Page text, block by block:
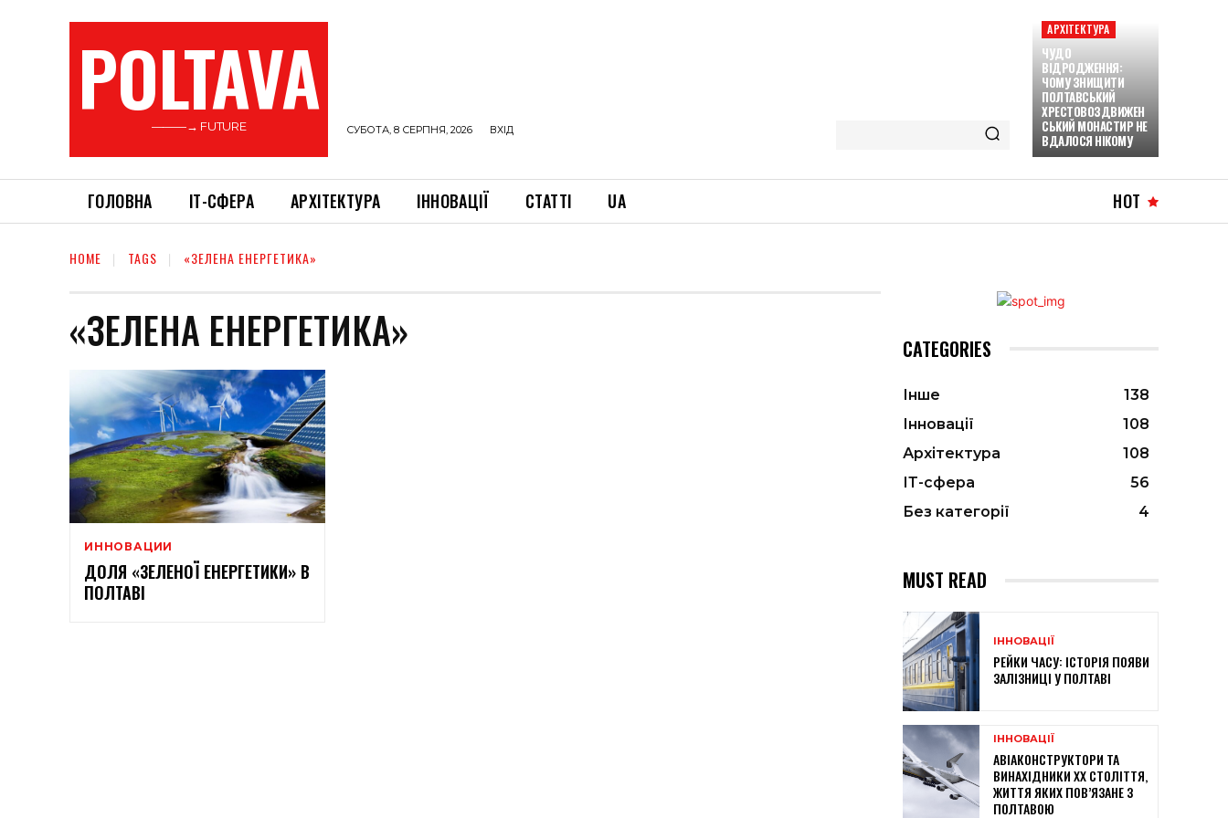
POLTAVA
———→ FUTURE СУБОТА, 8 СЕРПНЯ, 2026 ВХІД
АРХІТЕКТУРА
ЧУДО
ВІДРОДЖЕННЯ:
ЧОМУ ЗНИЩИТИ
ПОЛТАВСЬКИЙ
ХРЕСТОВОЗДВИЖЕН
СЬКИЙ МОНАСТИР НЕ
ВДАЛОСЯ НІКОМУ
ГОЛОВНА ІТ-СФЕРА АРХІТЕКТУРА ІННОВАЦІЇ СТАТТІ UA HOT
HOME TAGS «ЗЕЛЕНА ЕНЕРГЕТИКА»
«ЗЕЛЕНА ЕНЕРГЕТИКА»
ИННОВАЦИИ
ДОЛЯ «ЗЕЛЕНОЇ ЕНЕРГЕТИКИ» В
ПОЛТАВІ
CATEGORIES
Інше
138
Інновації
108
Архітектура
108
ІТ-сфера
56
Без категорії
4
MUST READ
ІННОВАЦІЇ
РЕЙКИ ЧАСУ: ІСТОРІЯ ПОЯВИ
ЗАЛІЗНИЦІ У ПОЛТАВІ
ІННОВАЦІЇ
АВІАКОНСТРУКТОРИ ТА
ВИНАХІДНИКИ XX СТОЛІТТЯ,
ЖИТТЯ ЯКИХ ПОВ’ЯЗАНЕ З
ПОЛТАВОЮ